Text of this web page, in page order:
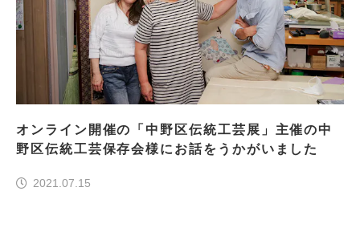
オンライン開催の「中野区伝統工芸展」主催の中
野区伝統工芸保存会様にお話をうかがいました
2021.07.15